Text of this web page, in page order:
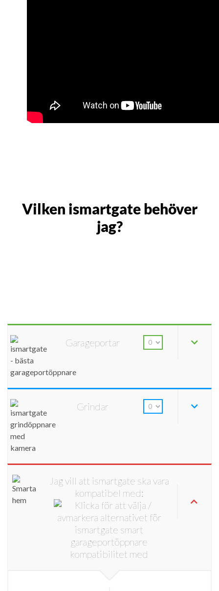
Vilken ismartgate behöver
jag?
Garageportar
Grindar
Jag vill att ismartgate ska vara
kompatibel med: